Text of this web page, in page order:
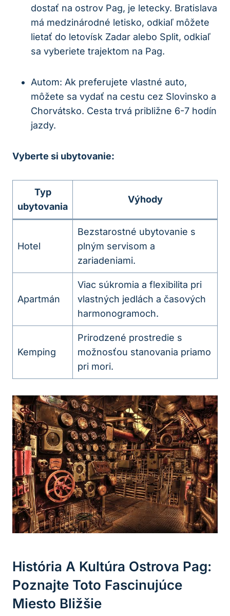
dostať na ostrov Pag, je letecky. Bratislava
má medzinárodné letisko, odkiaľ môžete
lietať do letovísk Zadar alebo Split, odkiaľ
sa vyberiete trajektom na Pag.
Autom: Ak preferujete vlastné auto,
môžete sa vydať na cestu cez Slovinsko a
Chorvátsko. Cesta trvá približne 6-7 hodín
jazdy.
Vyberte si ubytovanie:
Typ
ubytovania
Výhody
Hotel
Bezstarostné ubytovanie s
plným servisom a
zariadeniami.
Apartmán
Viac súkromia a flexibilita pri
vlastných jedlách a časových
harmonogramoch.
Kemping
Prirodzené prostredie s
možnosťou stanovania priamo
pri mori.
História A Kultúra Ostrova Pag:
Poznajte Toto Fascinujúce
Miesto Bližšie